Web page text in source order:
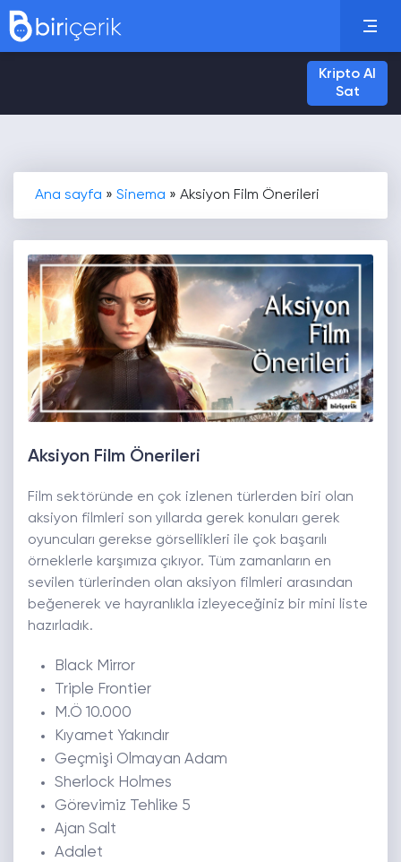
Kripto Al
Sat
Ana sayfa » Sinema » Aksiyon Film Önerileri
Aksiyon Film Önerileri
Film sektöründe en çok izlenen türlerden biri olan
aksiyon filmleri son yıllarda gerek konuları gerek
oyuncuları gerekse görsellikleri ile çok başarılı
örneklerle karşımıza çıkıyor. Tüm zamanların en
sevilen türlerinden olan aksiyon filmleri arasından
beğenerek ve hayranlıkla izleyeceğiniz bir mini liste
hazırladık.
Black Mirror
Triple Frontier
M.Ö 10.000
Kıyamet Yakındır
Geçmişi Olmayan Adam
Sherlock Holmes
Görevimiz Tehlike 5
Ajan Salt
Adalet